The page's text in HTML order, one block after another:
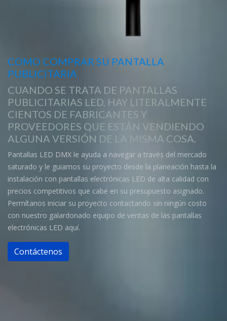
COMO COMPRAR SU PANTALLA
PUBLICITARIA
CUANDO SE TRATA DE PANTALLAS
PUBLICITARIAS LED, HAY LITERALMENTE
CIENTOS DE FABRICANTES Y
PROVEEDORES QUE ESTÁN VENDIENDO
ALGUNA VERSIÓN DE LA MISMA COSA.
Pantallas LED DMX le ayuda a navegar a través del mercado
saturado y le guiamos su proyecto desde la planeación hasta la
instalación con pantallas electrónicas LED de alta calidad con
precios competitivos que cabe en su presupuesto asignado.
Permítanos iniciar su proyecto contactando sin ningún costo
con nuestro galardonado equipo de ventas de las pantallas
electrónicas LED aquí.
Contáctenos